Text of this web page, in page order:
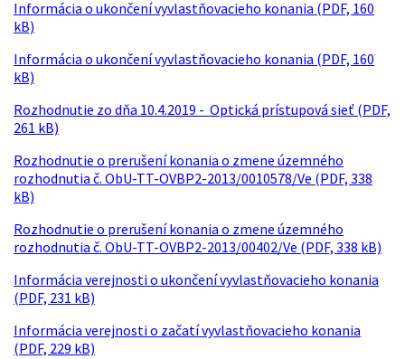
Informácia o ukončení vyvlastňovacieho konania (PDF, 160
kB)
Informácia o ukončení vyvlastňovacieho konania (PDF, 160
kB)
Rozhodnutie zo dňa 10.4.2019 - Optická prístupová sieť (PDF,
261 kB)
Rozhodnutie o prerušení konania o zmene územného
rozhodnutia č. ObU-TT-OVBP2-2013/0010578/Ve (PDF, 338
kB)
Rozhodnutie o prerušení konania o zmene územného
rozhodnutia č. ObU-TT-OVBP2-2013/00402/Ve (PDF, 338 kB)
Informácia verejnosti o ukončení vyvlastňovacieho konania
(PDF, 231 kB)
Informácia verejnosti o začatí vyvlastňovacieho konania
(PDF, 229 kB)